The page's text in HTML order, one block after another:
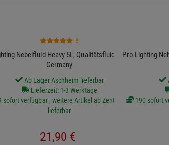
8
Nebelfluid Heavy 5L, Qualitätsfluid Made in
Germany
Ab Lager Aschheim lieferbar
Lieferzeit: 1-3 Werktage
sofort verfügbar , weitere Artikel ab Zentrallager
lieferbar
21,90 €
Pro Lighting
190 sofort